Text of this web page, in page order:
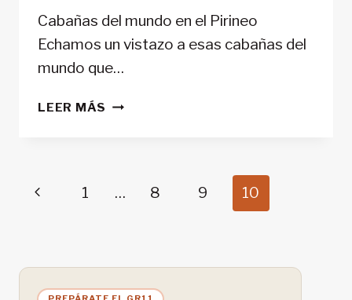
Cabañas del mundo en el Pirineo
Echamos un vistazo a esas cabañas del
mundo que…
LEER MÁS REFUGIOS
Navegación
Página
1 … 8 9 10